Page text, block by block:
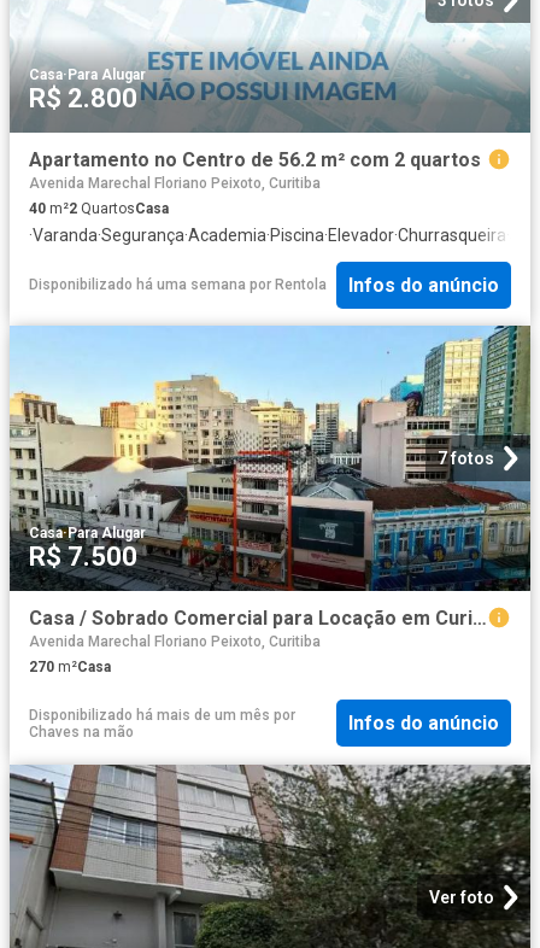
Casa· Para Alugar
R$ 2.800
Apartamento no Centro de 56.2 m² com 2 quartos
Avenida Marechal Floriano Peixoto, Curitiba
40 m²2 QuartosCasa
·Varanda·Segurança·Academia·Piscina·Elevador·Churrasqueira
Disponibilizado há uma semana por Rentola Infos do anúncio
7 fotos
Casa·Para Alugar
R$ 7.500
Casa / Sobrado Comercial para Locação em Curitiba/PR Centro
Avenida Marechal Floriano Peixoto, Curitiba
270 m²Casa
Disponibilizado há mais de um mês por
Chaves na mão
Infos do anúncio
Ver foto